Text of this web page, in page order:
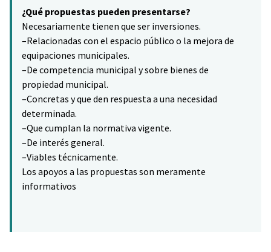
−
¿Qué propuestas pueden presentarse?
Necesariamente tienen que ser inversiones.
–Relacionadas con el espacio público o la mejora de
equipaciones municipales.
–De competencia municipal y sobre bienes de
propiedad municipal.
–Concretas y que den respuesta a una necesidad
determinada.
–Que cumplan la normativa vigente.
–De interés general.
–Viables técnicamente.
Los apoyos a las propuestas son meramente
informativos